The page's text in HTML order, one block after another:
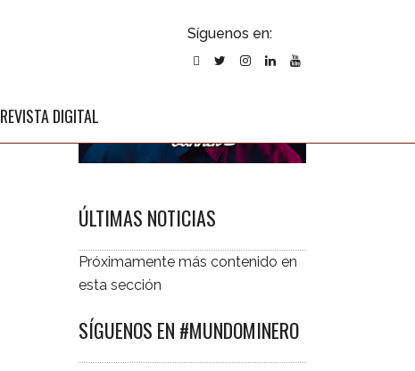
Síguenos en:
REVISTA DIGITAL
ÚLTIMAS NOTICIAS
Próximamente más contenido en
esta sección
SÍGUENOS EN #MUNDOMINERO